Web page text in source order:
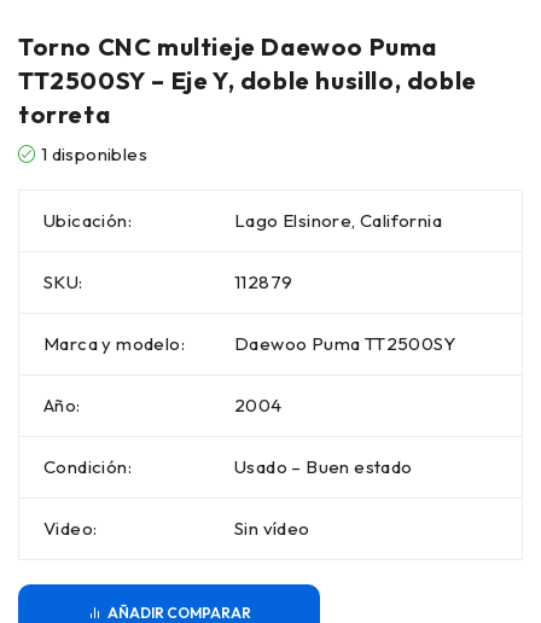
Torno CNC multieje Daewoo Puma
TT2500SY – Eje Y, doble husillo, doble
torreta
1 disponibles
Ubicación: Lago Elsinore, California
SKU: 112879
Marca y modelo: Daewoo Puma TT2500SY
Año: 2004
Condición: Usado – Buen estado
Video: Sin vídeo
COMPARAR